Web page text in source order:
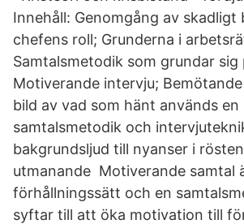
Innehåll: Genomgång av skadligt
chefens roll; Grunderna i
Samtalsmetodik som grundar sig
Motiverande intervju;
bild av vad som hänt används en
samtalsmetodik och
bakgrundsljud till nyanser i
utmanande Motiverande samtal
förhållningssätt och en
syftar till att öka motivation till